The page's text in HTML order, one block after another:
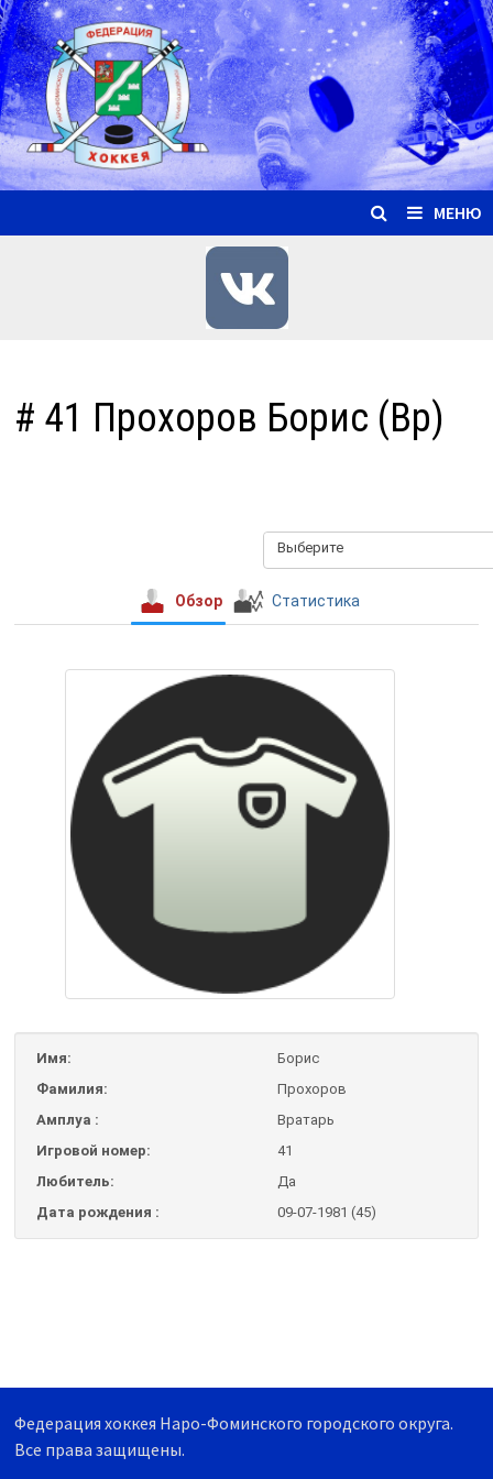
Перейти
к
содержимому
МЕНЮ
# 41 Прохоров Борис (Вр)
Выберите
Обзор Статистика
Имя:
Борис
Фамилия:
Прохоров
Амплуа :
Вратарь
Игровой номер:
41
Любитель:
Да
Дата рождения :
09-07-1981 (45)
Федерация хоккея Наро-Фоминского городского округа.
Все права защищены.